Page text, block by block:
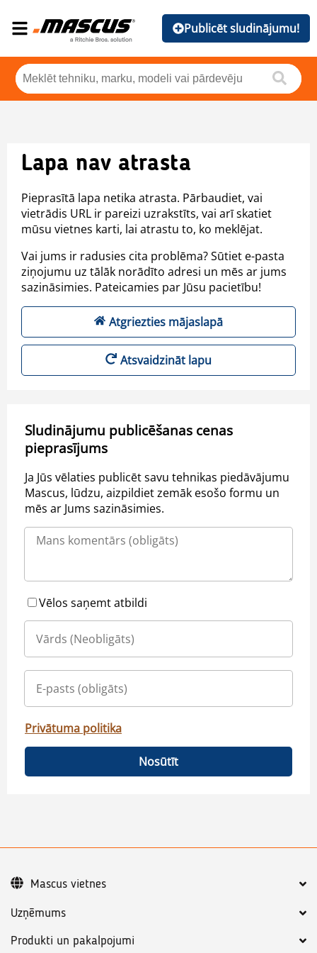
Publicēt sludinājumu!
Lapa nav atrasta
Pieprasītā lapa netika atrasta. Pārbaudiet, vai
vietrādis URL ir pareizi uzrakstīts, vai arī skatiet
mūsu vietnes karti, lai atrastu to, ko meklējat.
Vai jums ir radusies cita problēma? Sūtiet e-pasta
ziņojumu uz tālāk norādīto adresi un mēs ar jums
sazināsimies. Pateicamies par Jūsu pacietību!
Atgriezties mājaslapā
Atsvaidzināt lapu
Sludinājumu publicēšanas cenas
pieprasījums
Ja Jūs vēlaties publicēt savu tehnikas piedāvājumu
Mascus, lūdzu, aizpildiet zemāk esošo formu un
mēs ar Jums sazināsimies.
Vēlos saņemt atbildi
Privātuma politika
Nosūtīt
Uzņēmums
Produkti un pakalpojumi
Mascus vietnes